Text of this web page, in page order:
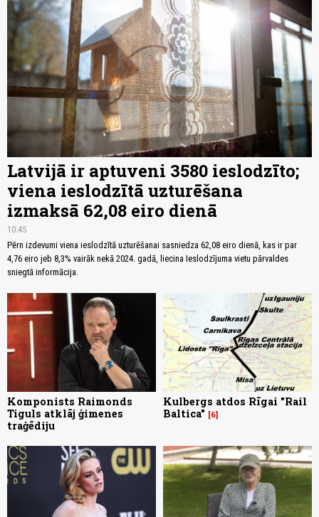
Latvijā ir aptuveni 3580 ieslodzīto;
viena ieslodzītā uzturēšana
izmaksā 62,08 eiro dienā
10:45
Pērn izdevumi viena ieslodzītā uzturēšanai sasniedza 62,08 eiro dienā, kas ir par
4,76 eiro jeb 8,3% vairāk nekā 2024. gadā, liecina Ieslodzījuma vietu pārvaldes
sniegtā informācija.
Komponists Raimonds
Tiguls atklāj ģimenes
traģēdiju
Kulbergs atdos Rīgai "Rail
Baltica"
6